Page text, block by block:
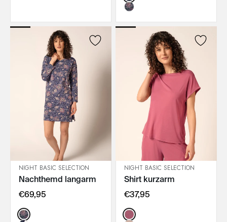
IN DEN WARENKORB
NIGHT BASIC SELECTION
Nachthemd langarm
€69,95
Color:
IN DEN WARENKORB
NIGHT BASIC SELECTION
Shirt kurzarm
€37,95
Color: